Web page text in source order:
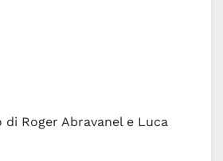
Roger Abravanel e Luca